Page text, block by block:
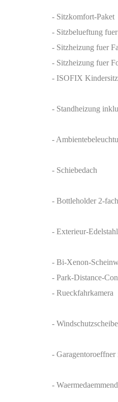
- Sitzkomfort-Paket
- Sitzbelueftung
- Sitzheizung fuer
- Sitzheizung fuer
- ISOFIX
- Standheizung
-
- Schiebedach
- Bottleholder 2-
- Exterieur-
- Bi-Xenon-
- Park-Distance-
- Rueckfahrkamera
-
-
-